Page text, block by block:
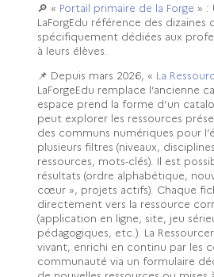
🔎 « Portail primaire de la Forge » :
LaForgEdu référence des dizaines
spécifiquement dédiées aux
à leurs élèves.
📌 Depuis mars 2026, « La
LaForgeEdu remplace l’ancienne
espace prend la forme d’un
peut explorer les ressources
des communs numériques pour
plusieurs filtres (niveaux,
ressources, mots-clés). Il est
résultats (ordre alphabétique,
cœur », projets actifs). Chaque
directement vers la ressource
(application en ligne, site, jeu
pédagogiques, etc.). La
vivant, enrichi en continu par les
communauté via un formulaire